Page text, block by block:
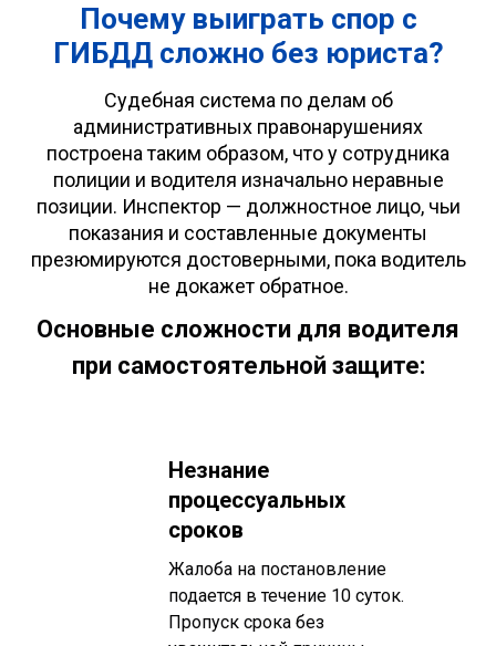
Почему выиграть спор с
ГИБДД сложно без юриста?
Судебная система по делам об
административных правонарушениях
построена таким образом, что у сотрудника
полиции и водителя изначально неравные
позиции. Инспектор — должностное лицо, чьи
показания и составленные документы
презюмируются достоверными, пока водитель
не докажет обратное.
Основные сложности для водителя
при самостоятельной защите:
Незнание
процессуальных
сроков
Жалоба на постановление
подается в течение 10 суток.
Пропуск срока без